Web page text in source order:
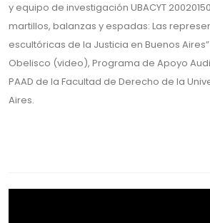
y equipo de investigación UBACYT
martillos, balanzas y espadas: Las
escultóricas de la Justicia en Buenos Aires”
Obelisco (video), Programa de Apoyo
PAAD de la Facultad de Derecho de la
Aires.